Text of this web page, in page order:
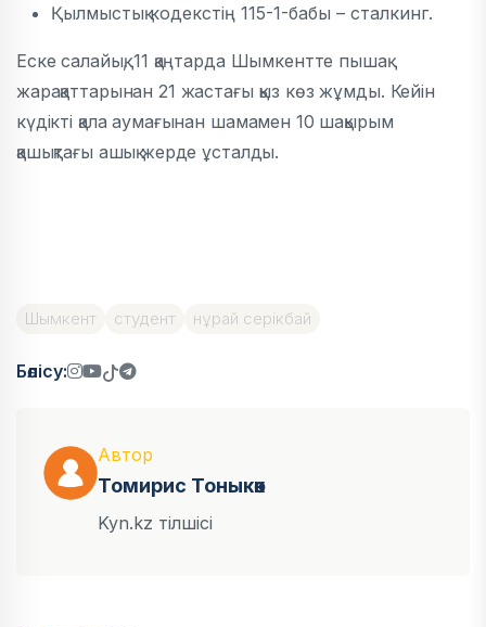
Қылмыстық кодекстің 115-1-бабы – сталкинг.
Еске салайық, 11 қаңтарда Шымкентте пышақ
жарақаттарынан 21 жастағы қыз көз жұмды. Кейін
күдікті қала аумағынан шамамен 10 шақырым
қашықтағы ашық жерде ұсталды.
Шымкент студент нұрай серікбай
Бөлісу:
Автор
Томирис Тоныкөк
Kyn.kz тілшісі